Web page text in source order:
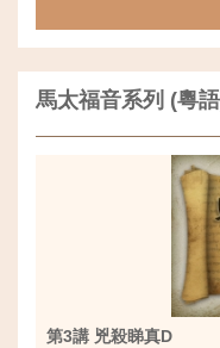
馬太福音系列 (粵
第3講 兇殺睇真D